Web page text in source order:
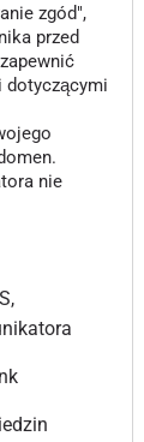
zgód",
przed
dotyczącymi
nie